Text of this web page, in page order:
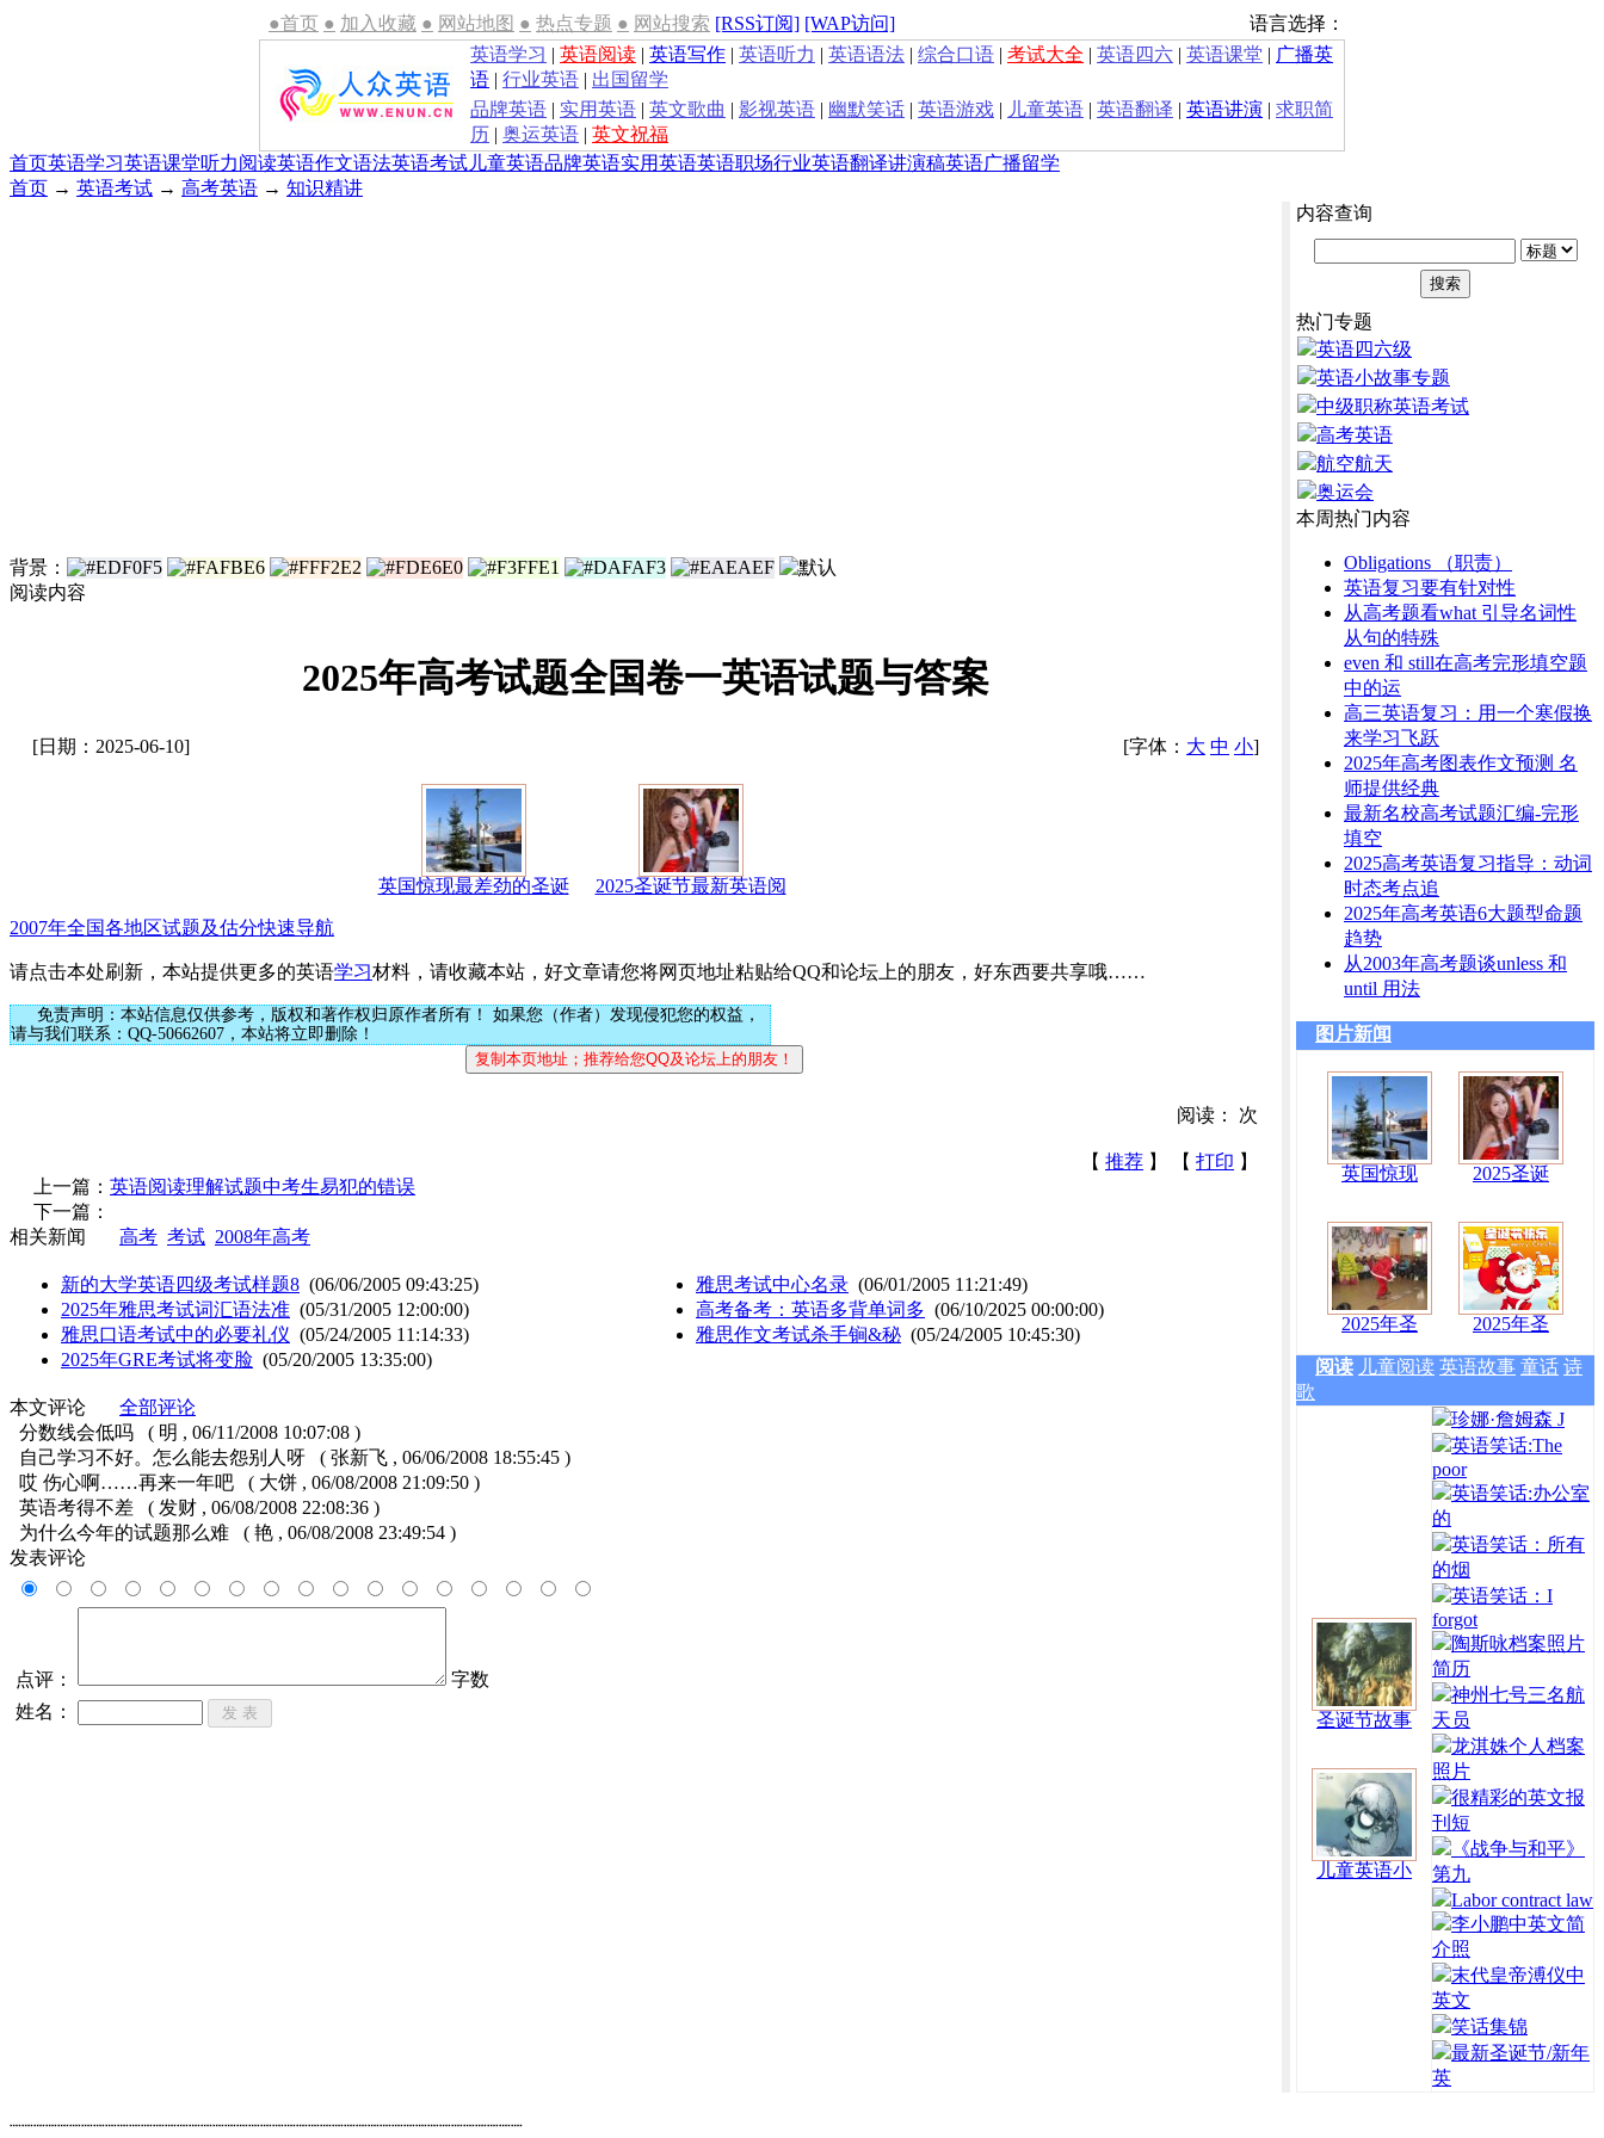
●首页 ● 加入收藏 ● 网站地图 ● 热点专题 ● 网站搜索 [RSS订阅] [WAP访问]
语言选择：
英语学习 | 英语阅读 | 英语写作 | 英语听力 | 英语语法 | 综合口语 | 考试大全 | 英语四六 | 英语课堂 | 广播英
语 | 行业英语 | 出国留学
品牌英语 | 实用英语 | 英文歌曲 | 影视英语 | 幽默笑话 | 英语游戏 | 儿童英语 | 英语翻译 | 英语讲演 | 求职简
历 | 奥运英语 | 英文祝福
首页英语学习英语课堂听力阅读英语作文语法英语考试 儿童英语品牌英语实用英语英语职场行业英语翻译讲演稿英语广播留学
首页 → 英语考试 → 高考英语 → 知识精讲
背景：
阅读内容
2025年高考试题全国卷一英语试题与答案
[日期：2025-06-10] [字体： 大 中 小]
英国惊现最差劲的圣诞 2025圣诞节最新英语阅
2007年全国各地区试题及估分快速导航
请点击本处刷新，本站提供更多的英语学习材料，请收藏本站，好文章请您将网页地址粘贴给QQ和论坛上的朋友，好东西要共享哦……
免责声明：本站信息仅供参考，版权和著作权归原作者所有！ 如果您（作者）发现侵犯您的权益，
请与我们联系：QQ-50662607，本站将立即删除！
阅读： 次
【 推荐 】 【 打印 】
上一篇： 英语阅读理解试题中考生易犯的错误
下一篇：
相关新闻
高考 考试 2008年高考
新的大学英语四级考试样题8 (06/06/2005 09:43:25)
2025年雅思考试词汇语法准 (05/31/2005 12:00:00)
雅思口语考试中的必要礼仪 (05/24/2005 11:14:33)
2025年GRE考试将变脸 (05/20/2005 13:35:00)
雅思考试中心名录 (06/01/2005 11:21:49)
高考备考：英语多背单词多 (06/10/2025 00:00:00)
雅思作文考试杀手锏&秘 (05/24/2005 10:45:30)
本文评论
全部评论
分数线会低吗 ( 明 , 06/11/2008 10:07:08 )
自己学习不好。怎么能去怨别人呀 ( 张新飞 , 06/06/2008 18:55:45 )
哎 伤心啊……再来一年吧 ( 大饼 , 06/08/2008 21:09:50 )
英语考得不差 ( 发财 , 06/08/2008 22:08:36 )
为什么今年的试题那么难 ( 艳 , 06/08/2008 23:49:54 )
发表评论
点评：
字数
姓名：
内容查询
热门专题
英语四六级
英语小故事专题
中级职称英语考试
高考英语
航空航天
奥运会
本周热门内容
Obligations （职责）
英语复习要有针对性
从高考题看what 引导名词性
从句的特殊
even 和 still在高考完形填空题
中的运
高三英语复习：用一个寒假换
来学习飞跃
2025年高考图表作文预测 名
师提供经典
最新名校高考试题汇编-完形
填空
2025高考英语复习指导：动词
时态考点追
2025年高考英语6大题型命题
趋势
从2003年高考题谈unless 和
until 用法
图片新闻
英国惊现 2025圣诞
2025年圣 2025年圣
阅读 儿童阅读 英语故事 童话 诗
歌
圣诞节故事
儿童英语小
珍娜·詹姆森 J
英语笑话:The
poor
英语笑话:办公室
的
英语笑话：所有
的烟
英语笑话：I
forgot
陶斯咏档案照片
简历
神州七号三名航
天员
龙淇姝个人档案
照片
很精彩的英文报
刊短
《战争与和平》
第九
Labor contract law
李小鹏中英文简
介照
末代皇帝溥仪中
英文
笑话集锦
最新圣诞节/新年
英
┈┈┈┈┈┈┈┈┈┈┈┈┈┈┈┈┈┈┈┈┈┈┈┈┈┈┈┈┈┈┈┈┈┈┈┈┈┈┈┈┈┈┈